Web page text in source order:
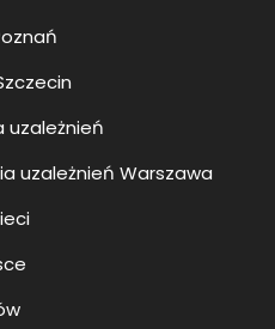
uzależnień
uzależnień Warszawa